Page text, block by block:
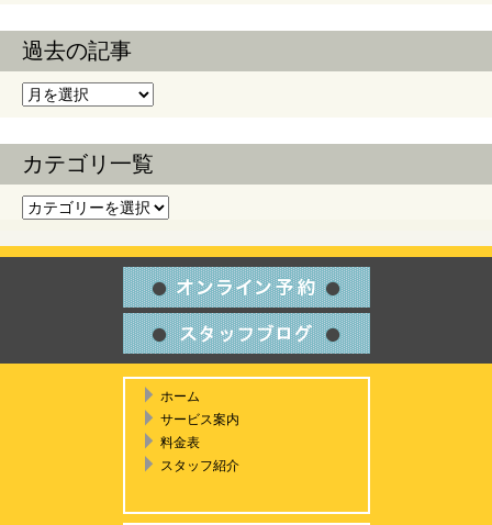
過去の記事
過去の記事
カテゴリ一覧
カテゴリ一覧
ホーム
サービス案内
料金表
スタッフ紹介